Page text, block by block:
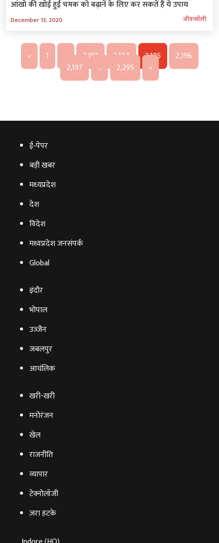
आंखो की खोई हुई चमक को बढ़ानें के लिए कर सकतें हैं ये उपाय
December 13, 2020 जीवनशैली
« 1 2,193 2,194 2,195
2,196
2,197
… 2,295 »
ई‑पेपर
बड़ी खबर
मध्‍यप्रदेश
देश
विदेश
मध्यप्रदेश जनसंपर्क
Global
इंदौर
भोपाल
उज्‍जैन
जबलपुर
आचंलिक
खरी-खरी
मनोरंजन
खेल
राजनीति
व्‍यापार
टेक्‍नोलॉजी
ज़रा हटके